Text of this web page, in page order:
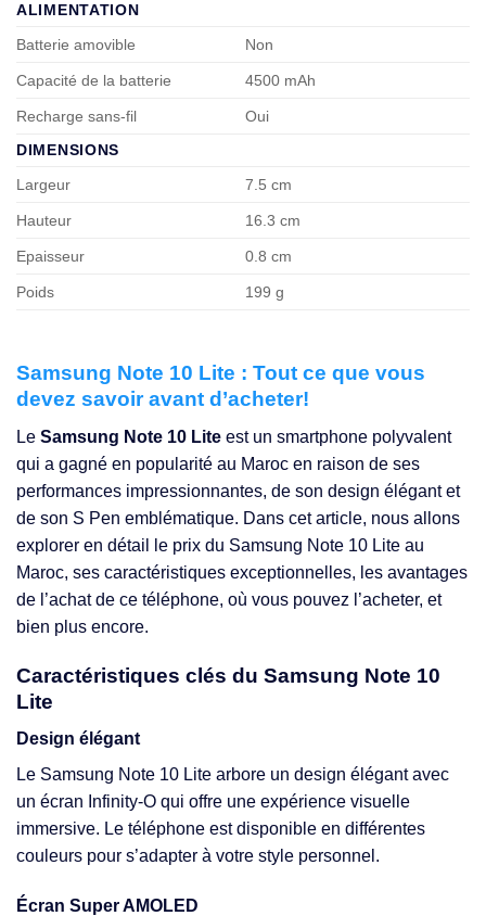
ALIMENTATION
Batterie amovible
Non
Capacité de la batterie 4500 mAh
Recharge sans-fil
Oui
DIMENSIONS
Largeur
7.5 cm
Hauteur 16.3 cm
Epaisseur 0.8 cm
Poids 199 g
Samsung Note 10 Lite : Tout ce que vous
devez savoir avant d’acheter!
Le Samsung Note 10 Lite est un smartphone polyvalent
qui a gagné en popularité au Maroc en raison de ses
performances impressionnantes, de son design élégant et
de son S Pen emblématique. Dans cet article, nous allons
explorer en détail le prix du Samsung Note 10 Lite au
Maroc, ses caractéristiques exceptionnelles, les avantages
de l’achat de ce téléphone, où vous pouvez l’acheter, et
bien plus encore.
Caractéristiques clés du Samsung Note 10
Lite
Design élégant
Le Samsung Note 10 Lite arbore un design élégant avec
un écran Infinity-O qui offre une expérience visuelle
immersive. Le téléphone est disponible en différentes
couleurs pour s’adapter à votre style personnel.
Écran Super AMOLED